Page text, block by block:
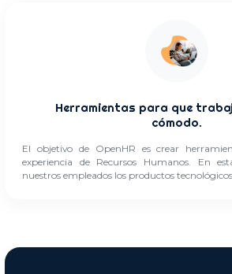
Herramientas para que
cómodo.
El objetivo de OpenHR es crear
experiencia de Recursos Humanos. En
nuestros empleados los productos